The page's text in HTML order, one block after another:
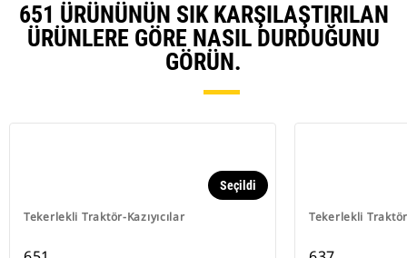
651 ÜRÜNÜNÜN SIK KARŞILAŞTIRILAN
ÜRÜNLERE GÖRE NASIL DURDUĞUNU
GÖRÜN.
Tekerlekli Traktör-Kazıyıcılar
Seçildi
Tekerlekli